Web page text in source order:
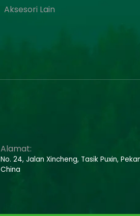
Aksesori Lain
Alamat:
No. 24, Jalan Xincheng, Tasik Puxin,
China